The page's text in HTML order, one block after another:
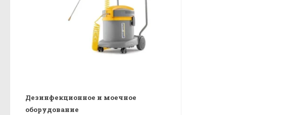
Дезинфекционное и моечное
оборудование